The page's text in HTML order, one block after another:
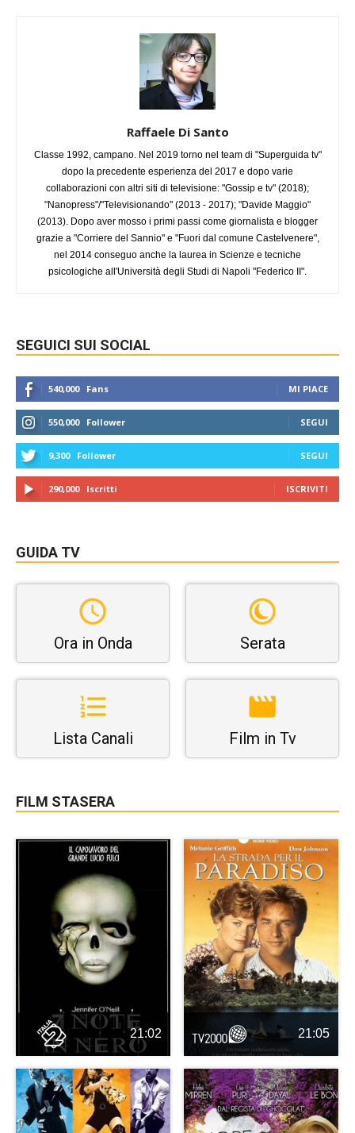
Raffaele Di Santo
Classe 1992, campano. Nel 2019 torno nel team di "Superguida tv"
dopo la precedente esperienza del 2017 e dopo varie
collaborazioni con altri siti di televisione: "Gossip e tv" (2018);
"Nanopress"/"Televisionando" (2013 - 2017); "Davide Maggio"
(2013). Dopo aver mosso i primi passi come giornalista e blogger
grazie a "Corriere del Sannio" e "Fuori dal comune Castelvenere",
nel 2014 conseguo anche la laurea in Scienze e tecniche
psicologiche all'Università degli Studi di Napoli "Federico II".
SEGUICI SUI SOCIAL
540,000 Fans MI PIACE
550,000 Follower SEGUI
9,300 Follower SEGUI
290,000 Iscritti ISCRIVITI
GUIDA TV
Ora in Onda Serata
Lista Canali Film in Tv
FILM STASERA
21:02 21:05